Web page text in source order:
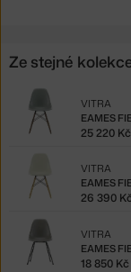
Ze stejné
VITRA
25 220 Kč
EAMES
VITRA
26 390 Kč
EAMES
VITRA
18 850 Kč